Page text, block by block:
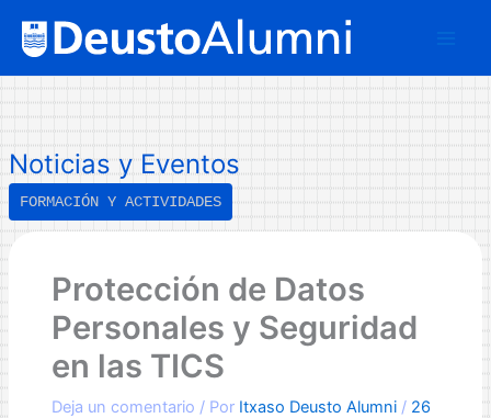
u
s
c
a
r
Noticias y Eventos
FORMACIÓN Y ACTIVIDADES
Protección de Datos
Personales y Seguridad
en las TICS
Deja un comentario / Por Itxaso Deusto Alumni / 26